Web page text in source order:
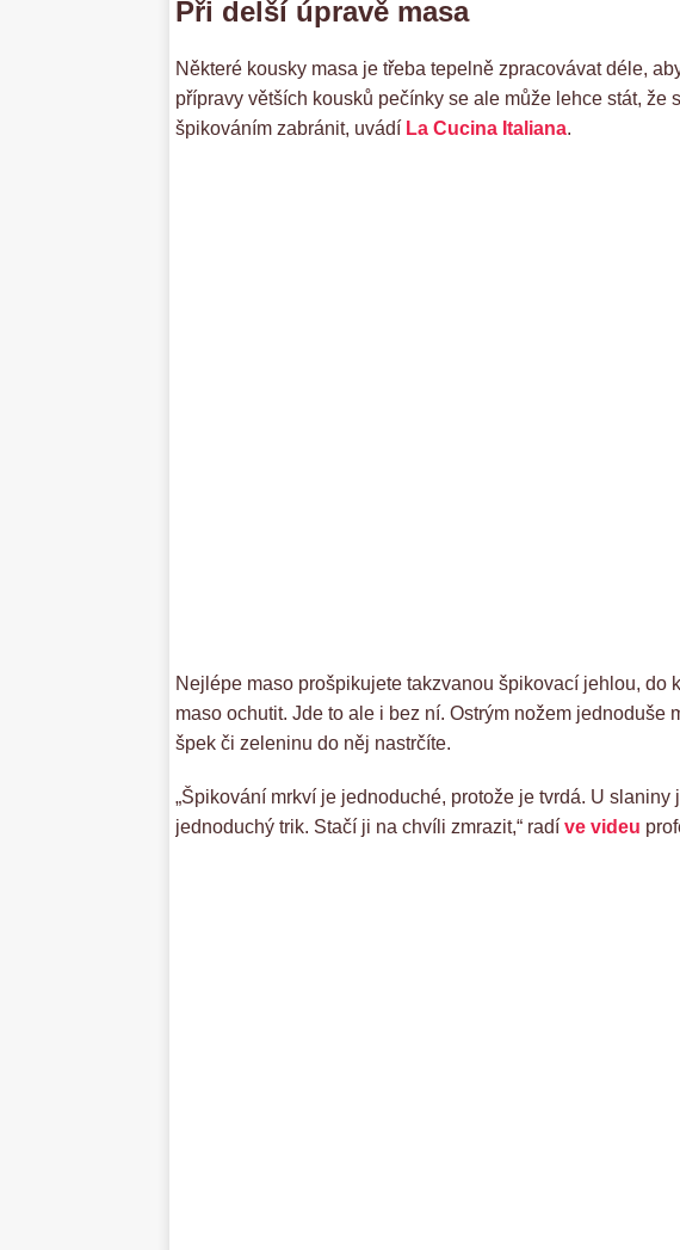
Při delší úpravě masa
Některé kousky masa je třeba tepelně zpracovávat déle,
přípravy větších kousků pečínky se ale může lehce stát, že
špikováním zabránit, uvádí La Cucina Italiana.
Nejlépe maso prošpikujete takzvanou špikovací jehlou, do
maso ochutit. Jde to ale i bez ní. Ostrým nožem jednoduše
špek či zeleninu do něj nastrčíte.
„Špikování mrkví je jednoduché, protože je tvrdá. U
jednoduchý trik. Stačí ji na chvíli zmrazit,“ radí ve videu